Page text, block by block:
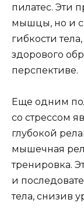
пилатес. Эти
мышцы, но и
гибкости
здорового
перспективе.
Еще одним
со стрессом
глубокой
мышечная
тренировка.
и
тела, снизив